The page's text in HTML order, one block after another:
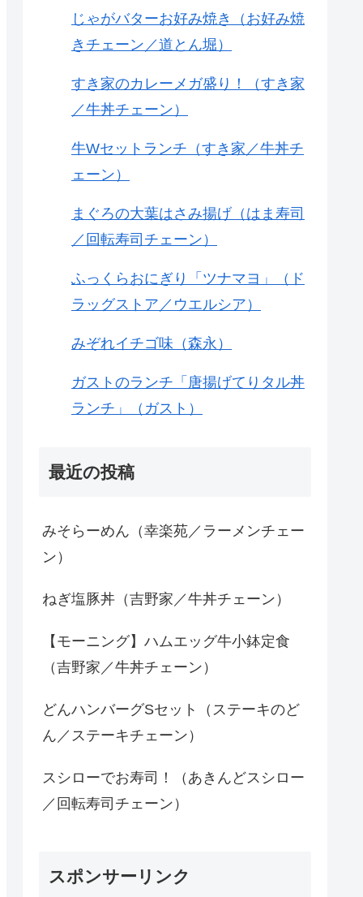
じゃがバターお好み焼き（お好み焼
きチェーン／道とん堀）
すき家のカレーメガ盛り！（すき家
／牛丼チェーン）
牛Wセットランチ（すき家／牛丼チ
ェーン）
まぐろの大葉はさみ揚げ（はま寿司
／回転寿司チェーン）
ふっくらおにぎり「ツナマヨ」（ド
ラッグストア／ウエルシア）
みぞれイチゴ味（森永）
ガストのランチ「唐揚げてりタル丼
ランチ」（ガスト）
最近の投稿
みそらーめん（幸楽苑／ラーメンチェー
ン）
ねぎ塩豚丼（吉野家／牛丼チェーン）
【モーニング】ハムエッグ牛小鉢定食
（吉野家／牛丼チェーン）
どんハンバーグSセット（ステーキのど
ん／ステーキチェーン）
スシローでお寿司！（あきんどスシロー
／回転寿司チェーン）
スポンサーリンク